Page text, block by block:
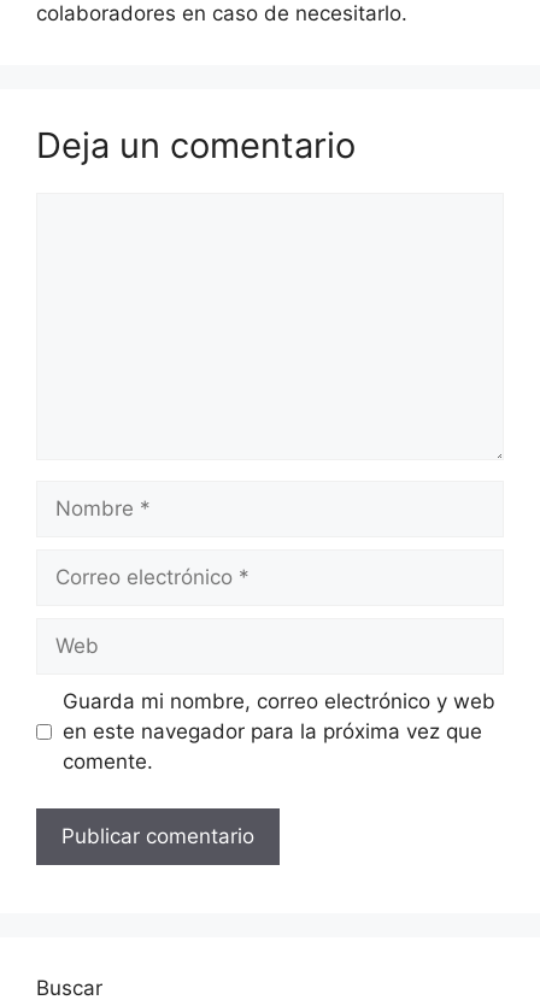
colaboradores en caso de necesitarlo.
Deja un comentario
Nombre
Correo
Web
Guarda mi nombre, correo electrónico y web
en este navegador para la próxima vez que
comente.
Buscar